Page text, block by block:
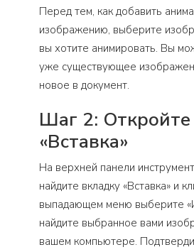
Перед тем, как добавить
изображению, выберите
вы хотите анимировать. Вы
уже существующее
новое в документ.
Шаг 2: Откройте
«Вставка»
На верхней панели
найдите вкладку «Вставка» и
выпадающем меню выберите
найдите выбранное вами
вашем компьютере.